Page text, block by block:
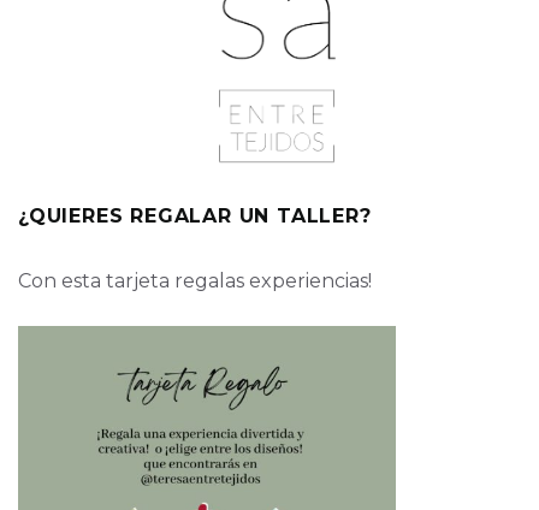
¿QUIERES REGALAR UN TALLER?
Con esta tarjeta regalas experiencias!